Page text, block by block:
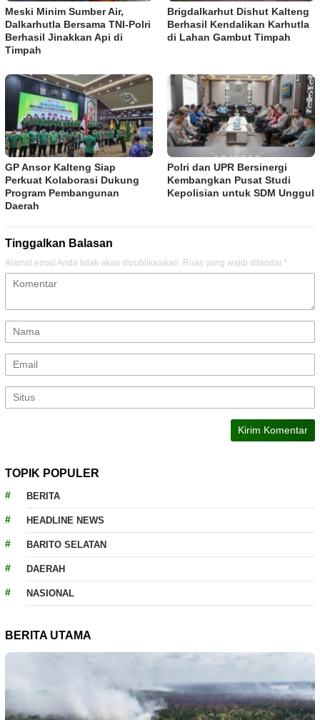
Meski Minim Sumber Air,
Dalkarhutla Bersama TNI-Polri
Berhasil Jinakkan Api di
Timpah
Brigdalkarhut Dishut Kalteng
Berhasil Kendalikan Karhutla
di Lahan Gambut Timpah
GP Ansor Kalteng Siap
Perkuat Kolaborasi Dukung
Program Pembangunan
Daerah
Polri dan UPR Bersinergi
Kembangkan Pusat Studi
Kepolisian untuk SDM Unggul
Tinggalkan Balasan
Alamat email Anda tidak akan dipublikasikan. Ruas yang wajib ditandai *
TOPIK POPULER
BERITA
HEADLINE NEWS
BARITO SELATAN
DAERAH
NASIONAL
BERITA UTAMA